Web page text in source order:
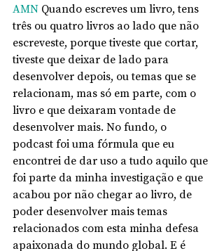
AMN Quando escreves um livro, tens
três ou quatro livros ao lado que não
escreveste, porque tiveste que cortar,
tiveste que deixar de lado para
desenvolver depois, ou temas que se
relacionam, mas só em parte, com o
livro e que deixaram vontade de
desenvolver mais. No fundo, o
podcast foi uma fórmula que eu
encontrei de dar uso a tudo aquilo que
foi parte da minha investigação e que
acabou por não chegar ao livro, de
poder desenvolver mais temas
relacionados com esta minha defesa
apaixonada do mundo global. E é